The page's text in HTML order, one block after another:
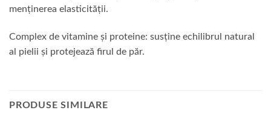
menținerea elasticității.
Complex de vitamine și proteine: susține echilibrul natural
al pielii și protejează firul de păr.
PRODUSE SIMILARE